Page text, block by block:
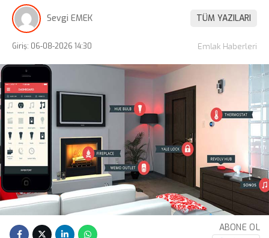
Sevgi EMEK TÜM YAZILARI
Giriş: 06-08-2026 14:30 Emlak Haberleri
ABONE OL